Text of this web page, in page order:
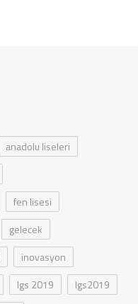
anadolu liseleri
fen lisesi
gelecek
inovasyon
lgs 2019
lgs2019